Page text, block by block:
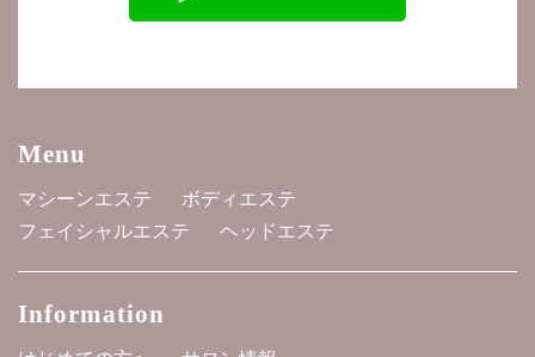
Menu
マシーンエステ
ボディエステ
フェイシャルエステ
ヘッドエステ
Information